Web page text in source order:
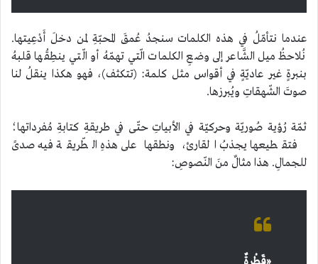
عندما نتأمّلُ في هذه الكلمات سنجدُ عُمقَ المحبّةِ لمن دخلَ أَدْعِيتها.
نُلاحظُ ميل الشَّاعر إلى وضعِ الكلمات الّتي تهمّهُ أو الّتي ينطِقُها قلبهُ
بنبرةٍ غير عاديّةٍ في أقواس مثل كلمة: (تتكثف)، فهو هكذا ينقلُ لنا
صوتَ الشّهقاتِ ويُبرزها.
ثمّة رُؤية صُوريّة وحركيّة في الأبياتِ حتّى في طريقةِ كتابةِ مُفرداتها؛
فتقطيعها يجذبُ القارئ، ونطقها على هذهِ الطّريقة فيه صدىً
للجمالِ. هذا مثالٌ منَ النّصوصِ: